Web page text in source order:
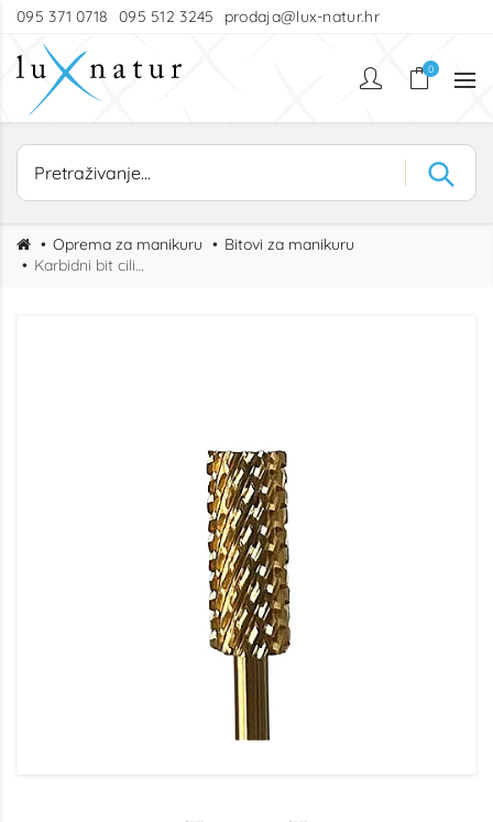
095 371 0718 095 512 3245 prodaja@lux-natur.hr
0
Oprema za manikuru
Bitovi za manikuru
Karbidni bit cilindar 5.35 XXC